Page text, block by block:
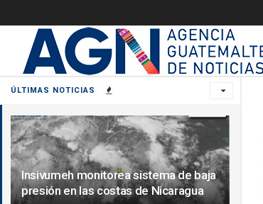
ÚLTIMAS NOTICIAS
Insivumeh monitorea sistema de baja
presión en las costas de Nicaragua